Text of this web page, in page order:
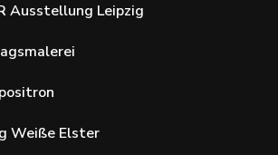
Ausstellung Leipzig
Weiße Elster